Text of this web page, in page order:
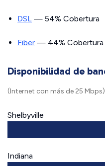
DSL — 54% Cobertura
Fiber — 44% Cobertura
Disponibilidad de
(Internet con más de 25 Mbps)
Shelbyville
Indiana